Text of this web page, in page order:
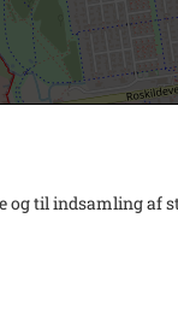
og til indsamling af